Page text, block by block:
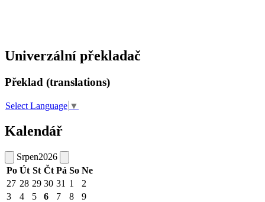
Univerzální překladač
Překlad (translations)
Select Language ▼
Kalendář
Srpen2026
Po Út St Čt Pá So Ne
27 28 29 30 31 1
2
3
4 5 6 7 8
9